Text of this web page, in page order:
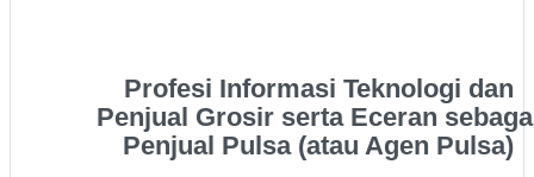
Profesi Informasi Teknologi dan
Penjual Grosir serta Eceran
Penjual Pulsa (atau Agen Pulsa)